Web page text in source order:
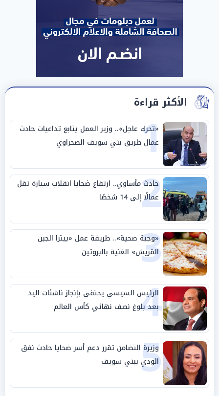
الأكثر قراءة
1
«تحرك عاجل».. وزير العمل يتابع تداعيات حادث
عمال طريق بني سويف الصحراوي
2
حادث مأساوي.. ارتفاع ضحايا انقلاب سيارة تقل
عمالًا إلى 14 شخصًا
3
«وجبة صحية».. طريقة عمل «بيتزا الجبن
القريش» الغنية بالبروتين
4
الرئيس السيسي يحتفي بإنجاز ناشئات اليد
بعد بلوغ نصف نهائي كأس العالم
5
وزيرة التضامن تقرر دعم أسر ضحايا حادث نفق
الودي ببني سويف